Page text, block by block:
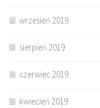
wrzesień 2019
sierpień 2019
czerwiec 2019
kwiecień 2019